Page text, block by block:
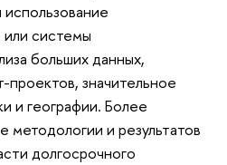
или системы
больших данных,
значительное
и географии. Более
и результатов
долгосрочного